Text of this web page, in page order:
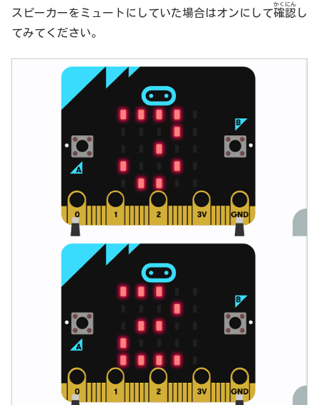
スピーカーをミュートにしていた場合はオンにして確認
かくにん
し
てみてください。